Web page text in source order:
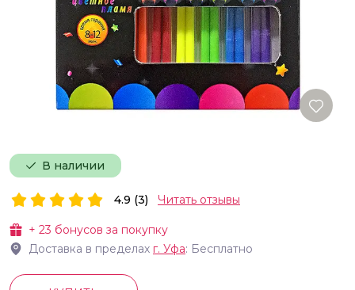
В наличии
+ 23 бонусов за покупку
Доставка в пределах г. Уфа: Бесплатно
4.9 (3) Читать отзывы